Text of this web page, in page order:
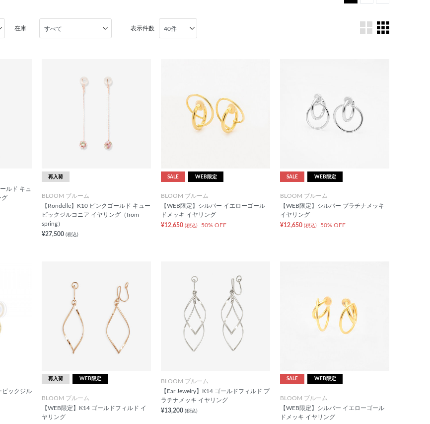
在庫 表示件数
ルド キュ
グ
再入荷
BLOOM ブルーム
【Rondelle】K10 ピンクゴールド キュー
ビックジルコニア イヤリング（from
spring）
¥27,500 (税込)
SALE WEB限定
BLOOM ブルーム
【WEB限定】シルバー イエローゴール
ドメッキ イヤリング
¥12,650 (税込) 50% OFF
SALE WEB限定
BLOOM ブルーム
【WEB限定】シルバー プラチナメッキ
イヤリング
¥12,650 (税込) 50% OFF
ビックジル
再入荷 WEB限定
BLOOM ブルーム
【WEB限定】K14 ゴールドフィルド イ
ヤリング
BLOOM ブルーム
【Ear Jewelry】K14 ゴールドフィルド プ
ラチナメッキ イヤリング
¥13,200 (税込)
SALE WEB限定
BLOOM ブルーム
【WEB限定】シルバー イエローゴール
ドメッキ イヤリング